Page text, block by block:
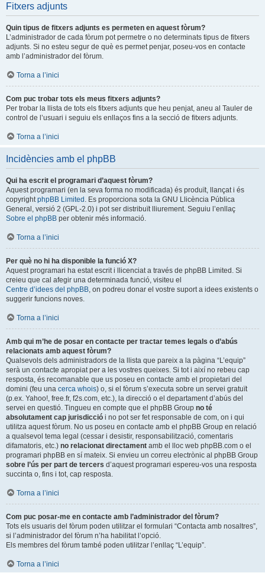
Fitxers adjunts
Quin tipus de fitxers adjunts es permeten en aquest fòrum?
L’administrador de cada fòrum pot permetre o no determinats tipus de fitxers
adjunts. Si no esteu segur de què es permet penjar, poseu-vos en contacte
amb l’administrador del fòrum.
Torna a l’inici
Com puc trobar tots els meus fitxers adjunts?
Per trobar la llista de tots els fitxers adjunts que heu penjat, aneu al Tauler de
control de l’usuari i seguiu els enllaços fins a la secció de fitxers adjunts.
Torna a l’inici
Incidències amb el phpBB
Qui ha escrit el programari d’aquest fòrum?
Aquest programari (en la seva forma no modificada) és produït, llançat i és
copyright phpBB Limited . Es proporciona sota la GNU Llicència Pública
General, versió 2 (GPL-2.0) i pot ser distribuït lliurement. Seguiu l’enllaç
Sobre el phpBB per obtenir més informació.
Torna a l’inici
Per què no hi ha disponible la funció X?
Aquest programari ha estat escrit i llicenciat a través de phpBB Limited. Si
creieu que cal afegir una determinada funció, visiteu el
Centre d’idees del phpBB , on podreu donar el vostre suport a idees existents o
suggerir funcions noves.
Torna a l’inici
Amb qui m’he de posar en contacte per tractar temes legals o d’abús
relacionats amb aquest fòrum?
Qualsevols dels administradors de la llista que pareix a la pàgina “L’equip”
serà un contacte apropiat per a les vostres queixes. Si tot i així no rebeu cap
resposta, és recomanable que us poseu en contacte amb el propietari del
domini (feu una cerca whois) o, si el fòrum s’executa sobre un servei gratuït
(p.ex. Yahoo!, free.fr, f2s.com, etc.), la direcció o el departament d’abús del
servei en questió. Tingueu en compte que el phpBB Group no té
absolutament cap jurisdicció i no pot ser fet responsable de com, on i qui
utilitza aquest fòrum. No us poseu en contacte amb el phpBB Group en relació
a qualsevol tema legal (cessar i desistir, responsabilització, comentaris
difamatoris, etc.) no relacionat directament amb el lloc web phpBB.com o el
programari phpBB en sí mateix. Si envieu un correu electrònic al phpBB Group
sobre l’ús per part de tercers d’aquest programari espereu-vos una resposta
succinta o, fins i tot, cap resposta.
Torna a l’inici
Com puc posar-me en contacte amb l’administrador del fòrum?
Tots els usuaris del fòrum poden utilitzar el formulari “Contacta amb nosaltres”,
si l’administrador del fòrum n’ha habilitat l’opció.
Els membres del fòrum també poden utilitzar l’enllaç “L’equip”.
Torna a l’inici